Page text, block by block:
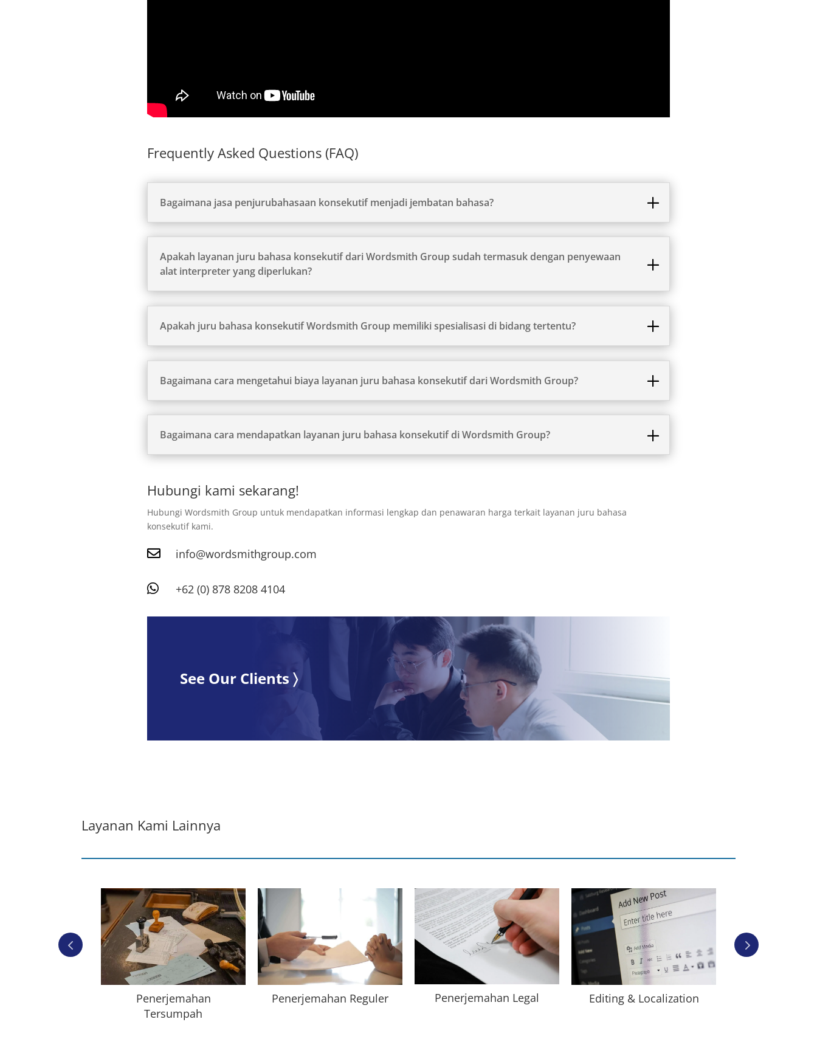
Frequently Asked Questions (FAQ)
Bagaimana jasa penjurubahasaan konsekutif menjadi jembatan bahasa?
Apakah layanan juru bahasa konsekutif dari Wordsmith Group sudah termasuk dengan penyewaan
alat interpreter yang diperlukan?
Apakah juru bahasa konsekutif Wordsmith Group memiliki spesialisasi di bidang tertentu?
Bagaimana cara mengetahui biaya layanan juru bahasa konsekutif dari Wordsmith Group?
Bagaimana cara mendapatkan layanan juru bahasa konsekutif di Wordsmith Group?
Hubungi kami sekarang!
Hubungi Wordsmith Group untuk mendapatkan informasi lengkap dan penawaran harga terkait layanan juru bahasa
konsekutif kami.
 info@wordsmithgroup.com
 +62 (0) 878 8208 4104
See Our Clients 〉
Layanan Kami Lainnya
Penerjemahan
Tersumpah
Penerjemahan Reguler Penerjemahan Legal Editing & Localization